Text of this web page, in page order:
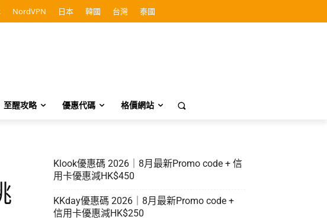
NordVPN 日本 韓國 台灣 泰國
至醒攻略 優惠代碼 格價網站
Klook優惠碼 2026｜8月最新Promo code + 信
用卡優惠減HK$450
KKday優惠碼 2026｜8月最新Promo code +
信用卡優惠減HK$250